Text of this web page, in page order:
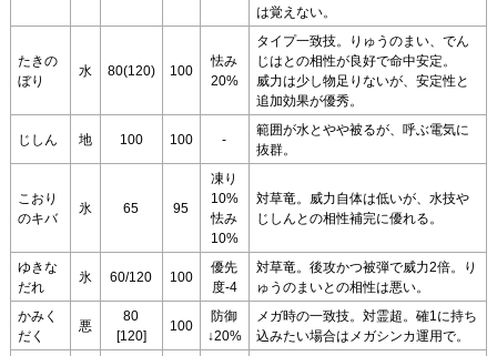
は覚えない。
たきの
ぼり
水 80(120) 100
怯み
20%
タイプ一致技。りゅうのまい、でん
じはとの相性が良好で命中安定。
威力は少し物足りないが、安定性と
追加効果が優秀。
じしん 地 100 100 -
範囲が水とやや被るが、呼ぶ電気に
抜群。
こおり
のキバ
氷 65 95
凍り
10%
怯み
10%
対草竜。威力自体は低いが、水技や
じしんとの相性補完に優れる。
ゆきな
だれ
氷 60/120 100
優先
度-4
対草竜。後攻かつ被弾で威力2倍。り
ゅうのまいとの相性は悪い。
かみく
だく
悪
80
[120]
100
防御
↓20%
メガ時の一致技。対霊超。確1に持ち
込みたい場合はメガシンカ運用で。